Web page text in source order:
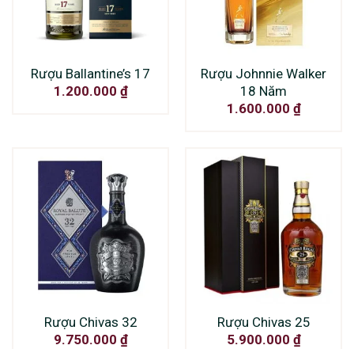
Rượu Ballantine’s 17
1.200.000 ₫
Rượu Johnnie Walker
18 Năm
1.600.000 ₫
Rượu Chivas 32
9.750.000 ₫
Rượu Chivas 25
5.900.000 ₫